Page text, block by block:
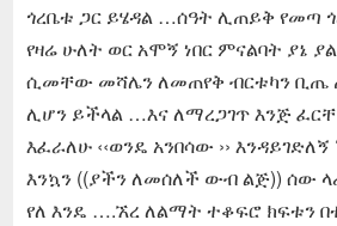
ጎረቤቱ ጋር ይሄዳል …ሰዓት ሊጠይቅ የመጣ
የዛሬ ሁለት ወር አሞኝ ነበር ምናልባት ያኔ
ሲመቸው መሻሌን ለመጠየቅ ብርቱካን ቢጤ
ሊሆን ይችላል …እና ለማረጋገጥ እንጅ
እፈራለሁ ‹‹ወንዴ አንበሳው ››
እንኳን ((ያችን ለመሰለች ውብ ልጅ)) ሰው
የለ እንዴ ….ኧረ ለልማት ተቆፍሮ ክፍቱን